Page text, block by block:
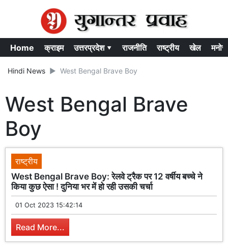
Home क्राइम उत्तरप्रदेश ▾ राजनीति राष्ट्रीय खेल
Hindi News West Bengal Brave Boy
West Bengal Brave
Boy
राष्ट्रीय
West Bengal Brave Boy: रेलवे ट्रैक पर 12 वर्षीय बच्चे ने
किया कुछ ऐसा ! दुनिया भर में हो रही उसकी चर्चा
01 Oct 2023 15:42:14
Read More...